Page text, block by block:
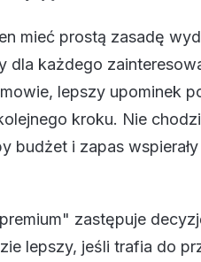
mieć prostą zasadę
dla każdego
lepszy upominek
kroku. Nie
budżet i zapas
zastępuje
lepszy, jeśli trafia do